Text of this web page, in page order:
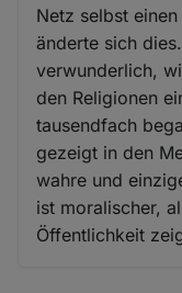
Netz selbst
änderte sich
verwunderlich,
den Religionen
tausendfach
gezeigt in den
wahre und
ist moralischer,
Öffentlichkeit